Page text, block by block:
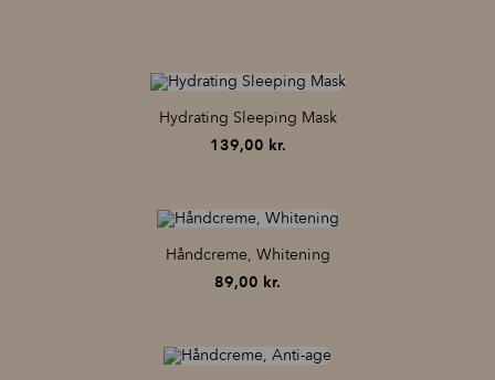
Hydrating Sleeping Mask
139,00 kr.
Håndcreme, Whitening
89,00 kr.